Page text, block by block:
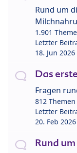
Rund um
1.901
Letzter
18. Jun
Das
Fragen
812
Letzter
20. Feb
Rund